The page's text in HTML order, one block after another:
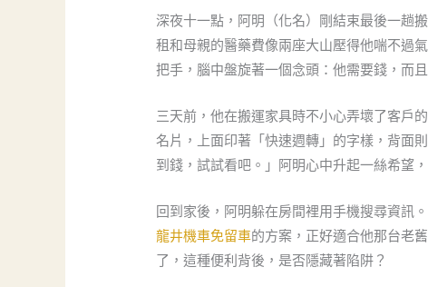
深夜十一點，阿明（化名）剛結束最後一趟
租和母親的醫藥費像兩座大山壓得他喘不過
把手，腦中盤旋著一個念頭：他需要錢，而且
三天前，他在搬運家具時不小心弄壞了客戶
名片，上面印著「快速週轉」的字樣，背面
到錢，試試看吧。」阿明心中升起一絲希望
回到家後，阿明躲在房間裡用手機搜尋資訊
龍井機車免留車的方案，正好適合他那台老
了，這種便利背後，是否隱藏著陷阱？